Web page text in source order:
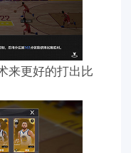
来更好的打出比